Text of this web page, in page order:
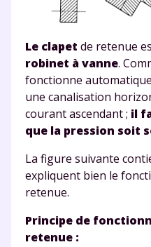
Le clapet de retenue
robinet à vanne.
fonctionne
une canalisation
courant ascendant ; il
que la pression soit
La figure suivante
expliquent bien le
retenue.
Principe de
retenue :
Envie de
et de
année